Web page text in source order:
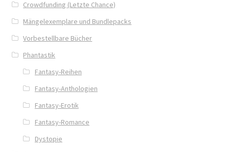
Blog
Buch-Shop
Bücher
Das Verlagsteam
Datenschutzerklärung
Crowdfunding (Letzte Chance)
Mängelexemplare und Bundlepacks
Vorbestellbare Bücher
Phantastik
Fantasy-Reihen
Fantasy-Anthologien
Fantasy-Erotik
Fantasy-Romance
Dystopie